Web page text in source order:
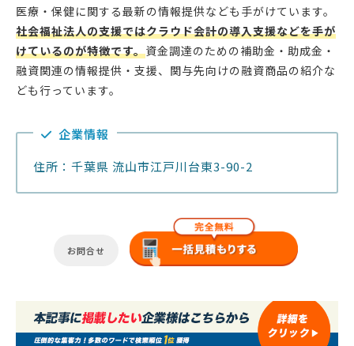
医療・保健に関する最新の情報提供なども手がけています。
社会福祉法人の支援ではクラウド会計の導入支援などを手が
けているのが特徴です。資金調達のための補助金・助成金・
融資関連の情報提供・支援、関与先向けの融資商品の紹介な
ども行っています。
企業情報
住所：千葉県 流山市江戸川台東3-90-2
お問合せ